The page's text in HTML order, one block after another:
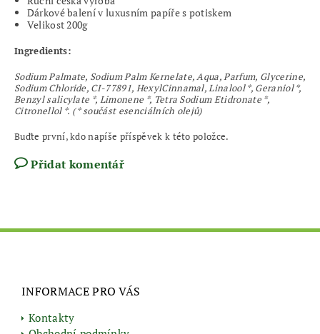
Dárkové balení v luxusním papíře s potiskem
Velikost 200g
Ingredients:
Sodium Palmate, Sodium Palm Kernelate, Aqua, Parfum, Glycerine,
Sodium Chloride, CI-77891, HexylCinnamal, Linalool *, Geraniol *,
Benzyl salicylate *, Limonene *, Tetra Sodium Etidronate *,
Citronellol *. ( * součást esenciálních olejů)
Buďte první, kdo napíše příspěvek k této položce.
Přidat komentář
INFORMACE PRO VÁS
Kontakty